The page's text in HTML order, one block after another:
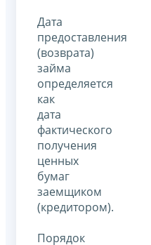
Дата
предоставления
(возврата)
займа
определяется
как
дата
фактического
получения
ценных
бумаг
заемщиком
(кредитором).
Порядок